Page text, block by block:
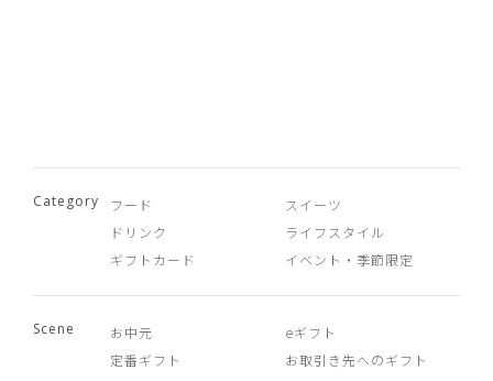
Category フード
スイーツ
ドリンク
ライフスタイル
ギフトカード
イベント・季節限定
Scene お中元
eギフト
定番ギフト
お取引き先へのギフト